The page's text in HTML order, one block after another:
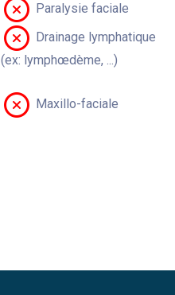
Paralysie faciale
Drainage lymphatique
(ex: lymphœdème, ...)
Maxillo-faciale